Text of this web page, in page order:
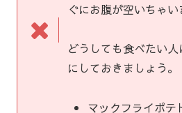
ぐにお腹が空いちゃい
どうしても食べたい
にしておきましょう。
マックフライポテ